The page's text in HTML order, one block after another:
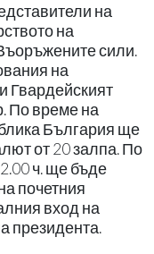
на
на
сили.
на
Гвардейският
По време на
България ще
от 20 залпа. По
ч. ще бъде
почетния
вход на
президента.